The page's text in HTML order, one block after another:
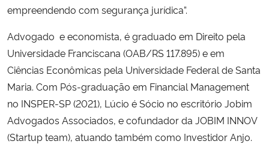
Ministério da Mulher, da Família e dos Direitos Humanos
Secretaria-Geral
Secretaria de Governo
Gabinete de Segurança Institucional
Advocacia-Geral da União
empreendendo com segurança jurídica”.
Advogado e economista, é graduado em Direito pela
Universidade Franciscana (OAB/RS 117.895) e em
Ciências Econômicas pela Universidade Federal de Santa
Maria. Com Pós-graduação em Financial Management
no INSPER-SP (2021), Lúcio é Sócio no escritório Jobim
Advogados Associados, e cofundador da JOBIM INNOV
(Startup team), atuando também como Investidor Anjo.